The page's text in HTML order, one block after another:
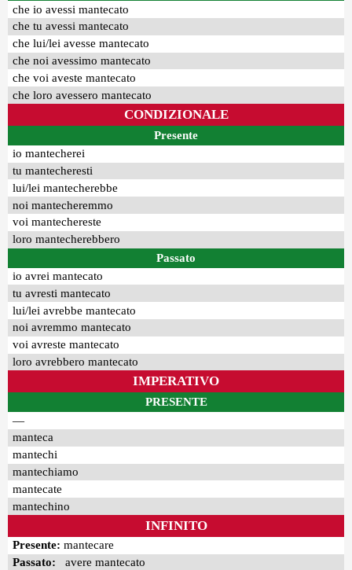
che io avessi mantecato
che tu avessi mantecato
che lui/lei avesse mantecato
che noi avessimo mantecato
che voi aveste mantecato
che loro avessero mantecato
CONDIZIONALE
Presente
io mantecherei
tu mantecheresti
lui/lei mantecherebbe
noi mantecheremmo
voi mantechereste
loro mantecherebbero
Passato
io avrei mantecato
tu avresti mantecato
lui/lei avrebbe mantecato
noi avremmo mantecato
voi avreste mantecato
loro avrebbero mantecato
IMPERATIVO
PRESENTE
—
manteca
mantechi
mantechiamo
mantecate
mantechino
INFINITO
Presente: mantecare
Passato: avere mantecato